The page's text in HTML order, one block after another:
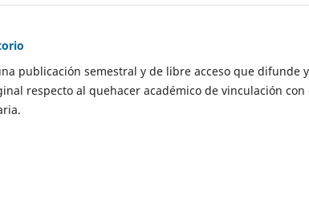
publicación semestral y de libre acceso que difunde y
respecto al quehacer académico de vinculación con